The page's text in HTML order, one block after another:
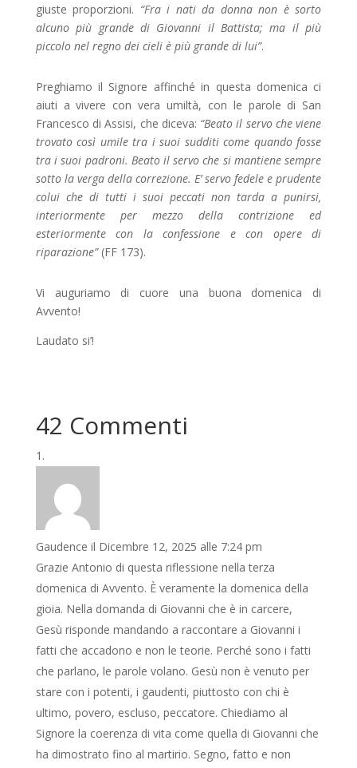
giuste proporzioni. “Fra i nati da donna non è sorto
alcuno più grande di Giovanni il Battista; ma il più
piccolo nel regno dei cieli è più grande di lui”.
Preghiamo il Signore affinché in questa domenica ci
aiuti a vivere con vera umiltà, con le parole di San
Francesco di Assisi, che diceva: “Beato il servo che viene
trovato così umile tra i suoi sudditi come quando fosse
tra i suoi padroni. Beato il servo che si mantiene sempre
sotto la verga della correzione. E’ servo fedele e prudente
colui che di tutti i suoi peccati non tarda a punirsi,
interiormente per mezzo della contrizione ed
esteriormente con la confessione e con opere di
riparazione”(FF 173).
Vi auguriamo di cuore una buona domenica di
Avvento!
Laudato si’!
42 Commenti
Gaudence il Dicembre 12, 2025 alle 7:24 pm
Grazie Antonio di questa riflessione nella terza
domenica di Avvento. È veramente la domenica della
gioia. Nella domanda di Giovanni che è in carcere,
Gesù risponde mandando a raccontare a Giovanni i
fatti che accadono e non le teorie. Perché sono i fatti
che parlano, le parole volano. Gesù non è venuto per
stare con i potenti, i gaudenti, piuttosto con chi è
ultimo, povero, escluso, peccatore. Chiediamo al
Signore la coerenza di vita come quella di Giovanni che
ha dimostrato fino al martirio. Segno, fatto e non